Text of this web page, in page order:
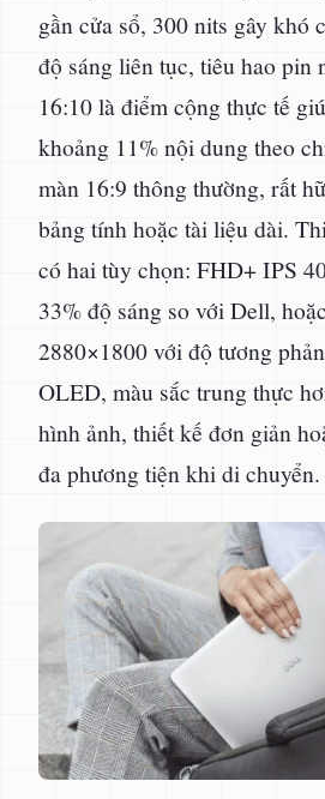
gần cửa sổ, 300 nits gây khó
độ sáng liên tục, tiêu hao pin
16:10 là điểm cộng thực tế
khoảng 11% nội dung theo
màn 16:9 thông thường, rất
bảng tính hoặc tài liệu dài.
có hai tùy chọn: FHD+ IPS
33% độ sáng so với Dell,
2880×1800 với độ tương
OLED, màu sắc trung thực
hình ảnh, thiết kế đơn giản
đa phương tiện khi di chuyển.